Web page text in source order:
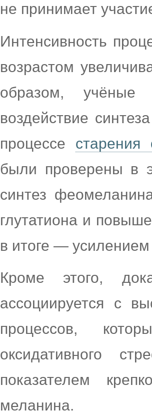
не принимает
Интенсивность
возрастом
образом, учёные
воздействие
процессе старения
были проверены в
синтез
глутатиона и
в итоге —
Кроме этого,
ассоциируется с
процессов,
оксидативного
показателем
меланина.